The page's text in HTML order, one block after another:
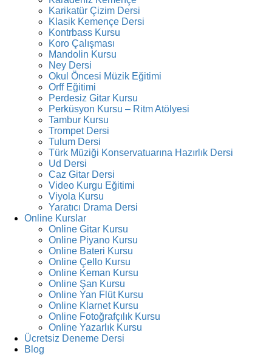
Karikatür Çizim Dersi
Klasik Kemençe Dersi
Kontrbass Kursu
Koro Çalışması
Mandolin Kursu
Ney Dersi
Okul Öncesi Müzik Eğitimi
Orff Eğitimi
Perdesiz Gitar Kursu
Perküsyon Kursu – Ritm Atölyesi
Tambur Kursu
Trompet Dersi
Tulum Dersi
Türk Müziği Konservatuarına Hazırlık Dersi
Ud Dersi
Caz Gitar Dersi
Video Kurgu Eğitimi
Viyola Kursu
Yaratıcı Drama Dersi
Online Kurslar
Online Gitar Kursu
Online Piyano Kursu
Online Bateri Kursu
Online Çello Kursu
Online Keman Kursu
Online Şan Kursu
Online Yan Flüt Kursu
Online Klarnet Kursu
Online Fotoğrafçılık Kursu
Online Yazarlık Kursu
Ücretsiz Deneme Dersi
Blog